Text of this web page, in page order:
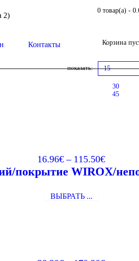
0 товар(а) -
Корзина
Контакты
2)
показать: 15
30
45
16.96€– 115.50€
покрытие WIROX/
ВЫБРАТЬ ...